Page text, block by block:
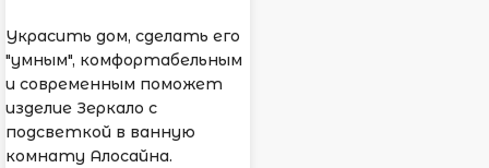
Украсить дом, сделать его
"умным", комфортабельным
и современным поможет
изделие Зеркало с
подсветкой в ванную
комнату Алосайна.